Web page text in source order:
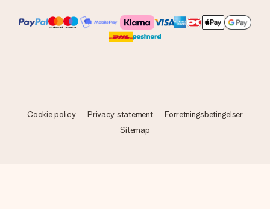
Cookie policy Privacy statement
Forretningsbetingelser
Sitemap